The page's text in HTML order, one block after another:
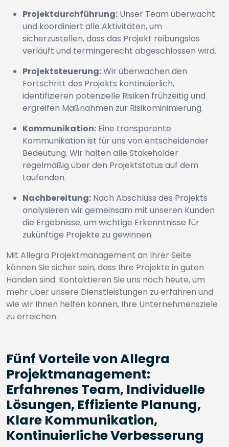
Projektdurchführung: Unser Team überwacht
und koordiniert alle Aktivitäten, um
sicherzustellen, dass das Projekt reibungslos
verläuft und termingerecht abgeschlossen wird.
Projektsteuerung:Wir überwachen den
Fortschritt des Projekts kontinuierlich,
identifizieren potenzielle Risiken frühzeitig und
ergreifen Maßnahmen zur Risikominimierung.
Kommunikation: Eine transparente
Kommunikation ist für uns von entscheidender
Bedeutung. Wir halten alle Stakeholder
regelmäßig über den Projektstatus auf dem
Laufenden.
Nachbereitung: Nach Abschluss des Projekts
analysieren wir gemeinsam mit unseren Kunden
die Ergebnisse, um wichtige Erkenntnisse für
zukünftige Projekte zu gewinnen.
Mit Allegra Projektmanagement an Ihrer Seite
können Sie sicher sein, dass Ihre Projekte in guten
Händen sind. Kontaktieren Sie uns noch heute, um
mehr über unsere Dienstleistungen zu erfahren und
wie wir Ihnen helfen können, Ihre Unternehmensziele
zu erreichen.
Fünf Vorteile von Allegra
Projektmanagement:
Erfahrenes Team, Individuelle
Lösungen, Effiziente Planung,
Klare Kommunikation,
Kontinuierliche Verbesserung